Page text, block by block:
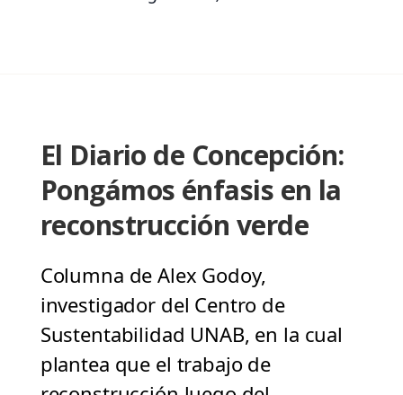
El Diario de Concepción:
Pongámos énfasis en la
reconstrucción verde
Columna de Alex Godoy,
investigador del Centro de
Sustentabilidad UNAB, en la cual
plantea que el trabajo de